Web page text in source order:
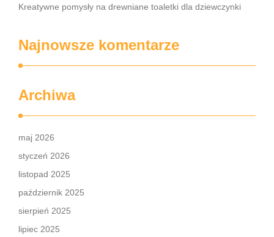
Kreatywne pomysły na drewniane toaletki dla dziewczynki
Najnowsze komentarze
Archiwa
maj 2026
styczeń 2026
listopad 2025
październik 2025
sierpień 2025
lipiec 2025